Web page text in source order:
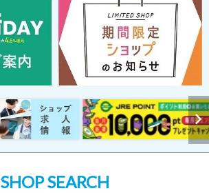
SHOP SEARCH